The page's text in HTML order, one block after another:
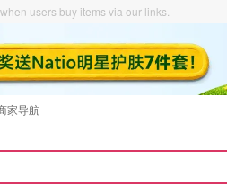
users buy items via our links.
家导航